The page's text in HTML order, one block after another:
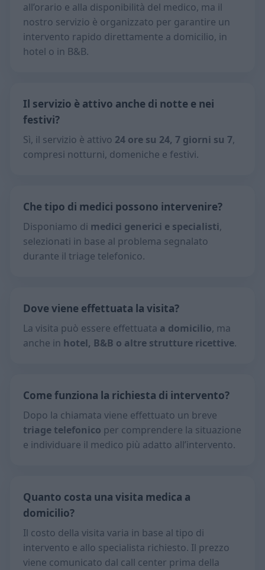
all’orario e alla disponibilità del medico, ma il
nostro servizio è organizzato per garantire un
intervento rapido direttamente a domicilio, in
hotel o in B&B.
Il servizio è attivo anche di notte e nei
festivi?
Sì, il servizio è attivo 24 ore su 24, 7 giorni su 7,
compresi notturni, domeniche e festivi.
Che tipo di medici possono intervenire?
Disponiamo di medici generici e specialisti,
selezionati in base al problema segnalato
durante il triage telefonico.
Dove viene effettuata la visita?
La visita può essere effettuata a domicilio, ma
anche in hotel, B&B o altre strutture ricettive.
Come funziona la richiesta di intervento?
Dopo la chiamata viene effettuato un breve
triage telefonico per comprendere la situazione
e individuare il medico più adatto all’intervento.
Quanto costa una visita medica a
domicilio?
Il costo della visita varia in base al tipo di
intervento e allo specialista richiesto. Il prezzo
viene comunicato dal call center prima della